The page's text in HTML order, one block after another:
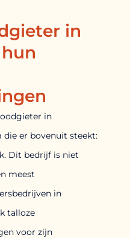
in
in
die er bovenuit steekt:
Dit bedrijf is niet
meest
in
talloze
voor zijn